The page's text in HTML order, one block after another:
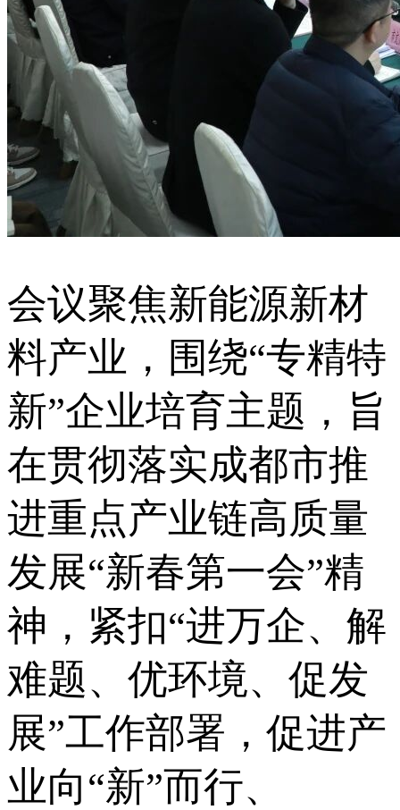
会议聚焦新能源新材
料产业，围绕“专精特
新”企业培育主题，旨
在贯彻落实成都市推
进重点产业链高质量
发展“新春第一会”精
神，紧扣“进万企、解
难题、优环境、促发
展”工作部署，促进产
业向“新”而行、